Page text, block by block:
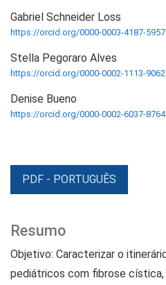
Gabriel Schneider Loss
https://orcid.org/0000-0003-4187-5957
Stella Pegoraro Alves
https://orcid.org/0000-0002-1113-9062
Denise Bueno
https://orcid.org/0000-0002-6037-8764
PDF - PORTUGUÊS
Resumo
Objetivo: Caracterizar o
pediátricos com fibrose